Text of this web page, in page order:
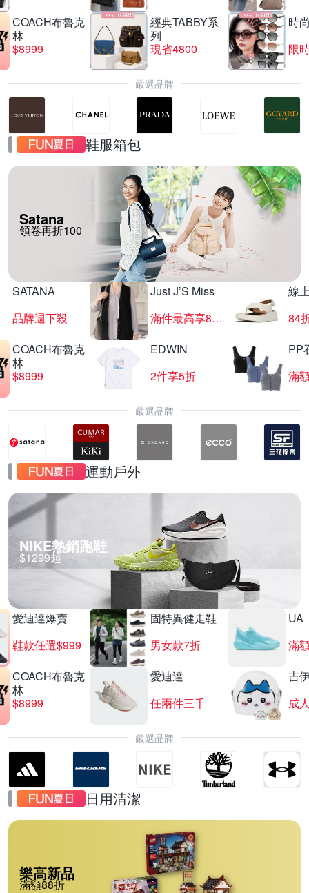
CITIZEN星辰錶結帳83折
滿1件享83折
COACH布魯克
林
$8999
經典TABBY系
列
現省4800
時
限
嚴選品牌
鞋服箱包
Satana
領卷再折100
SATANA
品牌週下殺
Just J’S Miss
滿件最高享85折
線
84
COACH布魯克
林
$8999
EDWIN
2件享5折
PP
滿
嚴選品牌
運動戶外
NIKE熱銷跑鞋
$1299起
愛迪達爆賣
鞋款任選$999
固特異健走鞋
男女款7折
UA
滿
COACH布魯克
林
$8999
愛迪達
任兩件三千
吉
嚴選品牌
日用清潔
樂高新品
滿額88折